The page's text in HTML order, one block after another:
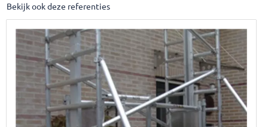
Bekijk ook deze referenties